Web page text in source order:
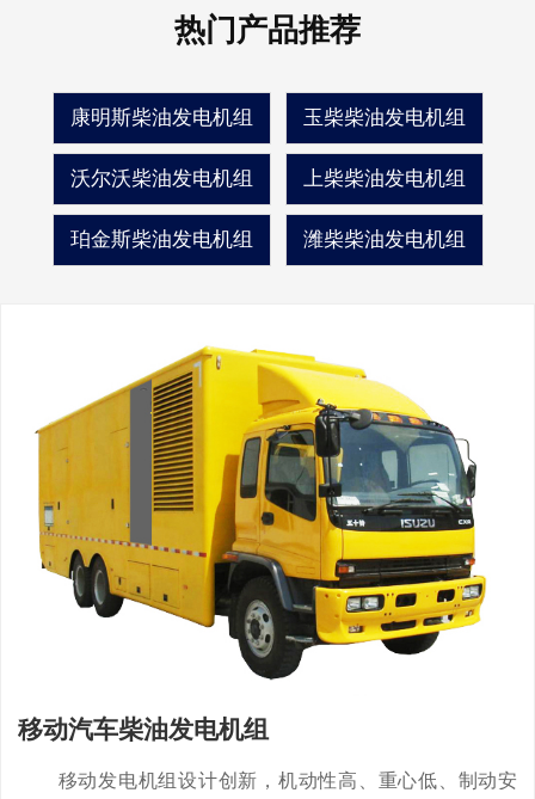
热门产品推荐
康明斯柴油发电机组 玉柴柴油发电机组
沃尔沃柴油发电机组 上柴柴油发电机组
珀金斯柴油发电机组 潍柴柴油发电机组
移动汽车柴油发电机组
移动发电机组设计创新，机动性高、重心低、制动安